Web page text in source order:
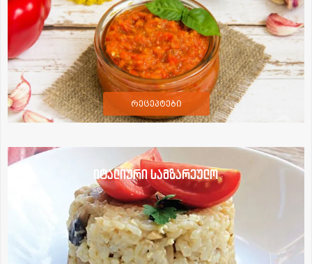
რეცეპტები
იტალიური სამზარეულო